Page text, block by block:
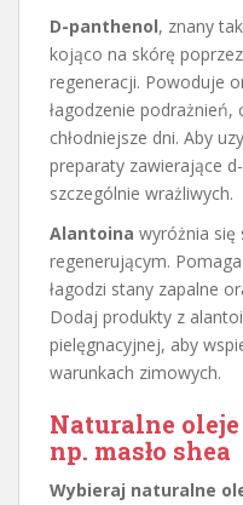
D-panthenol, znany
kojąco na skórę
regeneracji. Powoduje
łagodzenie
chłodniejsze dni. Aby
preparaty zawierające
szczególnie wrażliwych.
Alantoina wyróżnia się
regenerującym.
łagodzi stany zapalne
Dodaj produkty z
pielęgnacyjnej, aby
warunkach zimowych.
Naturalne
np. masło shea
Wybieraj naturalne